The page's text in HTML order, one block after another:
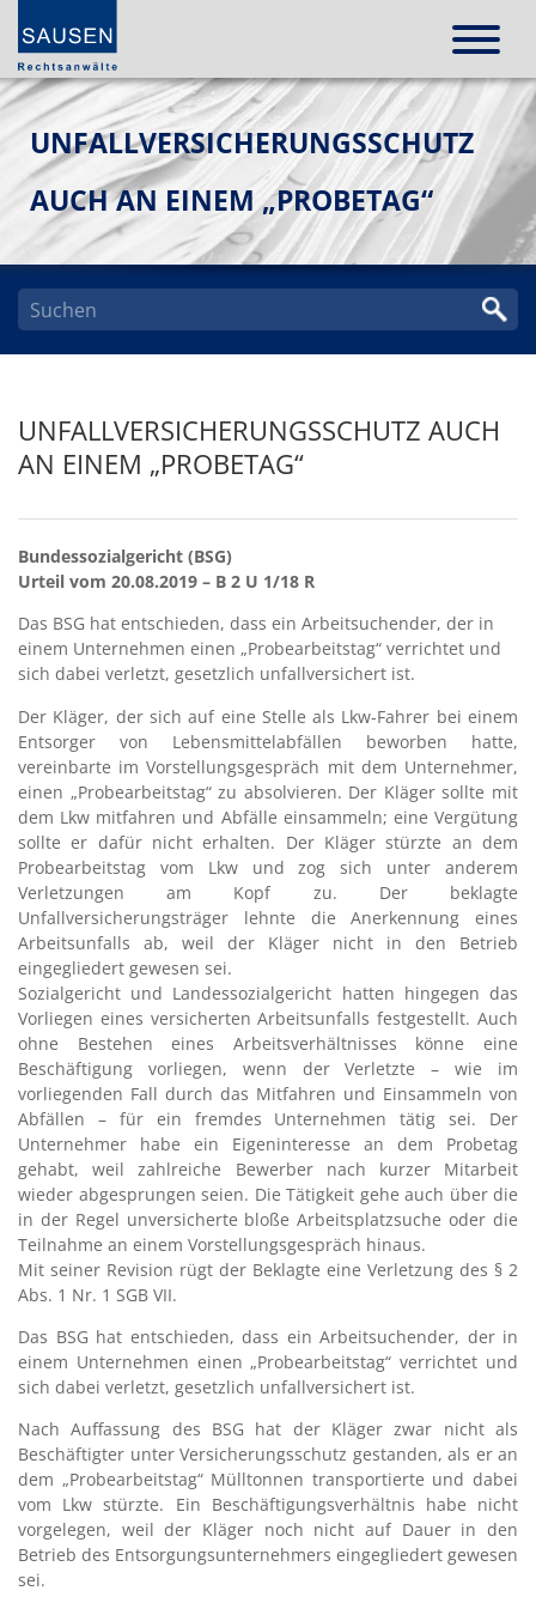
UNFALLVERSICHERUNGSSCHUTZ
AUCH AN EINEM „PROBETAG“
UNFALLVERSICHERUNGSSCHUTZ AUCH
AN EINEM „PROBETAG“
Bundessozialgericht (BSG)
Urteil vom 20.08.2019 – B 2 U 1/18 R
Das BSG hat entschieden, dass ein Arbeitsuchender, der in
einem Unternehmen einen „Probearbeitstag“ verrichtet und
sich dabei verletzt, gesetzlich unfallversichert ist.
Der Kläger, der sich auf eine Stelle als Lkw-Fahrer bei einem
Entsorger von Lebensmittelabfällen beworben hatte,
vereinbarte im Vorstellungsgespräch mit dem Unternehmer,
einen „Probearbeitstag“ zu absolvieren. Der Kläger sollte mit
dem Lkw mitfahren und Abfälle einsammeln; eine Vergütung
sollte er dafür nicht erhalten. Der Kläger stürzte an dem
Probearbeitstag vom Lkw und zog sich unter anderem
Verletzungen am Kopf zu. Der beklagte
Unfallversicherungsträger lehnte die Anerkennung eines
Arbeitsunfalls ab, weil der Kläger nicht in den Betrieb
eingegliedert gewesen sei.
Sozialgericht und Landessozialgericht hatten hingegen das
Vorliegen eines versicherten Arbeitsunfalls festgestellt. Auch
ohne Bestehen eines Arbeitsverhältnisses könne eine
Beschäftigung vorliegen, wenn der Verletzte – wie im
vorliegenden Fall durch das Mitfahren und Einsammeln von
Abfällen – für ein fremdes Unternehmen tätig sei. Der
Unternehmer habe ein Eigeninteresse an dem Probetag
gehabt, weil zahlreiche Bewerber nach kurzer Mitarbeit
wieder abgesprungen seien. Die Tätigkeit gehe auch über die
in der Regel unversicherte bloße Arbeitsplatzsuche oder die
Teilnahme an einem Vorstellungsgespräch hinaus.
Mit seiner Revision rügt der Beklagte eine Verletzung des § 2
Abs. 1 Nr. 1 SGB VII.
Das BSG hat entschieden, dass ein Arbeitsuchender, der in
einem Unternehmen einen „Probearbeitstag“ verrichtet und
sich dabei verletzt, gesetzlich unfallversichert ist.
Nach Auffassung des BSG hat der Kläger zwar nicht als
Beschäftigter unter Versicherungsschutz gestanden, als er an
dem „Probearbeitstag“ Mülltonnen transportierte und dabei
vom Lkw stürzte. Ein Beschäftigungsverhältnis habe nicht
vorgelegen, weil der Kläger noch nicht auf Dauer in den
Betrieb des Entsorgungsunternehmers eingegliedert gewesen
sei.